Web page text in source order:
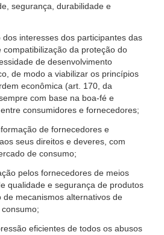
segurança, durabilidade e
dos interesses dos participantes das
compatibilização da proteção do
de desenvolvimento
de modo a viabilizar os princípios
econômica (art. 170, da
com base na boa-fé e
consumidores e fornecedores;
de fornecedores e
seus direitos e deveres, com
de consumo;
pelos fornecedores de meios
qualidade e segurança de produtos
de mecanismos alternativos de
eficientes de todos os abusos